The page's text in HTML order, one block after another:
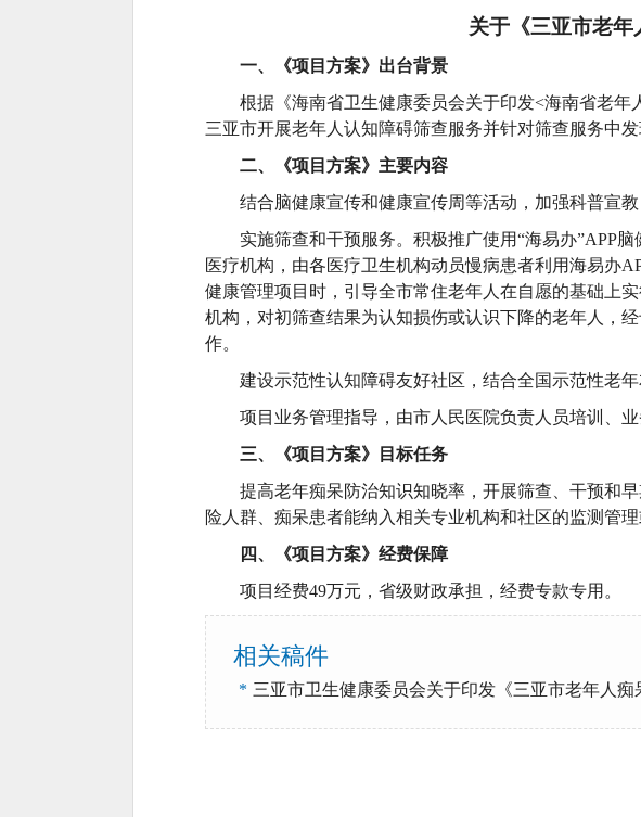
关于《三亚市老
一、《项目方案》出台背景
根据《海南省卫生健康委员会关于印发<海南省老年
三亚市开展老年人认知障碍筛查服务并针对筛查服务中
二、《项目方案》主要内容
结合脑健康宣传和健康宣传周等活动，加强科普宣
实施筛查和干预服务。积极推广使用“海易办”APP
医疗机构，由各医疗卫生机构动员慢病患者利用海易办
健康管理项目时，引导全市常住老年人在自愿的基础上
机构，对初筛查结果为认知损伤或认识下降的老年人，
作。
建设示范性认知障碍友好社区，结合全国示范性老
项目业务管理指导，由市人民医院负责人员培训、
三、《项目方案》目标任务
提高老年痴呆防治知识知晓率，开展筛查、干预和早
险人群、痴呆患者能纳入相关专业机构和社区的监测管
四、《项目方案》经费保障
项目经费49万元，省级财政承担，经费专款专用。
相关稿件
* 三亚市卫生健康委员会关于印发《三亚市老年人